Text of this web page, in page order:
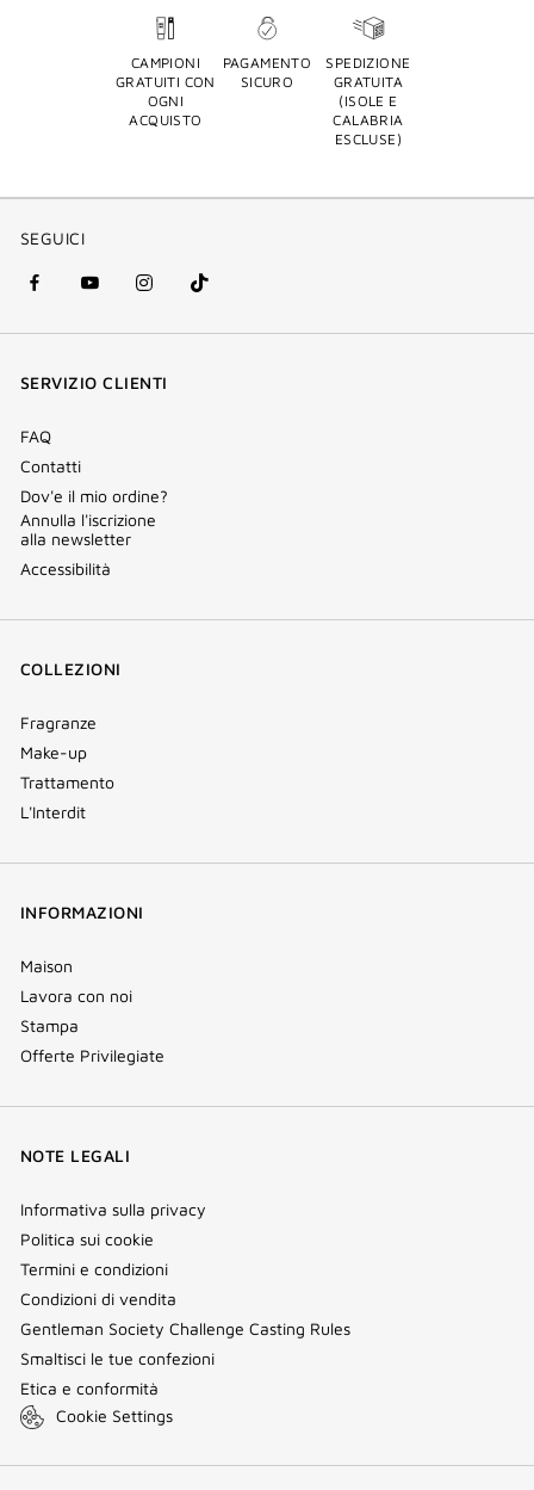
CAMPIONI
GRATUITI CON
OGNI
ACQUISTO
PAGAMENTO
SICURO
SPEDIZIONE
GRATUITA
(ISOLE E
CALABRIA
ESCLUSE)
SEGUICI
facebook
(nuova
youtube
(nuova
instagram
(nuova
Tik
Tok
SERVIZIO CLIENTI
FAQ
Contatti
Dov'e il mio ordine?
Annulla l'iscrizione
alla newsletter
Accessibilità
COLLEZIONI
Fragranze
Make-up
Trattamento
L'Interdit
INFORMAZIONI
Maison
Lavora con noi
Stampa
Offerte Privilegiate
NOTE LEGALI
Informativa sulla privacy
Politica sui cookie
Termini e condizioni
Condizioni di vendita
Gentleman Society Challenge Casting Rules
Smaltisci le tue confezioni
Etica e conformità
Cookie Settings